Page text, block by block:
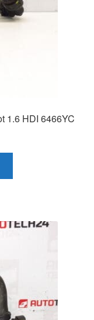
1.6 HDI 6466YC